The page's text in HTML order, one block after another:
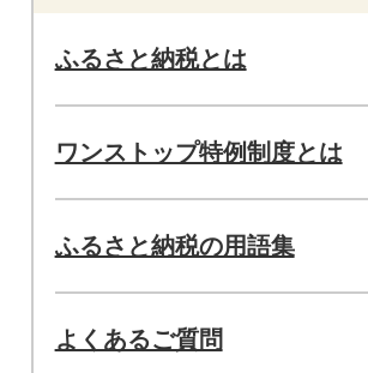
ふるさと納税とは
ワンストップ特例制度とは
ふるさと納税の用語集
よくあるご質問